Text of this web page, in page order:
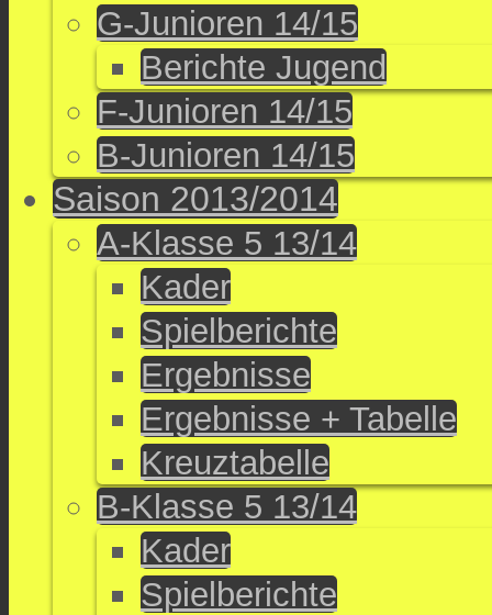
G-Junioren 14/15
Berichte Jugend
F-Junioren 14/15
B-Junioren 14/15
Saison 2013/2014
A-Klasse 5 13/14
Kader
Spielberichte
Ergebnisse
Ergebnisse + Tabelle
Kreuztabelle
B-Klasse 5 13/14
Kader
Spielberichte